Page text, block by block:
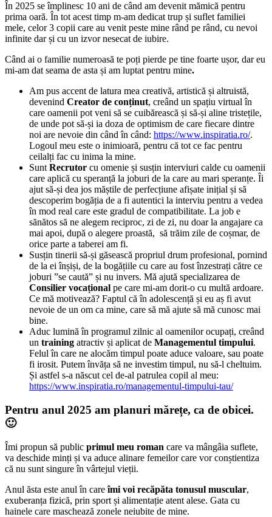
În 2025 se împlinesc 10 ani de când am devenit mămică pentru
prima oară. În tot acest timp m-am dedicat trup și suflet familiei
mele, celor 3 copii care au venit peste mine rând pe rând, cu nevoi
infinite dar și cu un izvor nesecat de iubire.
Când ai o familie numeroasă te poți pierde pe tine foarte ușor, dar eu
mi-am dat seama de asta și am luptat pentru mine.
Am pus accent de latura mea creativă, artistică și altruistă,
devenind Creator de conținut, creând un spațiu virtual în
care oamenii pot veni să se cuibărească și să-și aline tristețile,
de unde pot să-și ia doza de optimism de care fiecare dintre
noi are nevoie din când în când: https://www.inspiratia.ro/.
Logoul meu este o inimioară, pentru că tot ce fac pentru
ceilalți fac cu inima la mine.
Sunt Recrutor cu omenie și susțin interviuri calde cu oamenii
care aplică cu speranță la joburi de la care au mari speranțe. Îi
ajut să-și dea jos măștile de perfecțiune afișate inițial și să
descoperim bogăția de a fi autentici la interviu pentru a vedea
în mod real care este gradul de compatibilitate. La job e
sănătos să ne alegem reciproc, zi de zi, nu doar la angajare ca
mai apoi, după o alegere proastă, să trăim zile de coșmar, de
orice parte a taberei am fi.
Susțin tinerii să-și găsească propriul drum profesional, pornind
de la ei înșiși, de la bogățiile cu care au fost înzestrați către ce
joburi ”se caută” și nu invers. Mă ajută specializarea de
Consilier vocațional pe care mi-am dorit-o cu multă ardoare.
Ce mă motivează? Faptul că în adolescență și eu aș fi avut
nevoie de un om ca mine, care să mă ajute să mă cunosc mai
bine.
Aduc lumină în programul zilnic al oamenilor ocupați, creând
un training atractiv și aplicat de Managementul timpului.
Felul în care ne alocăm timpul poate aduce valoare, sau poate
fi irosit. Putem învăța să ne investim timpul, nu să-l cheltuim.
Și astfel s-a născut cel de-al patrulea copil al meu:
https://www.inspiratia.ro/managementul-timpului-tau/
Pentru anul 2025 am planuri mărețe, ca de obicei.
🙂
Îmi propun să public primul meu roman care va mângâia suflete,
va deschide minți și va aduce alinare femeilor care vor conștientiza
că nu sunt singure în vârtejul vieții.
Anul ăsta este anul în careîmi voi recăpăta tonusul muscular,
exuberanța fizică, prin sport și alimentație atent alese. Gata cu
hainele care maschează zonele neiubite de mine.